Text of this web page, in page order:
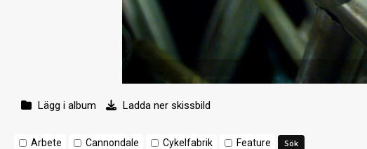
Lägg i album Ladda ner skissbild
Arbete Cannondale Cykelfabrik Feature